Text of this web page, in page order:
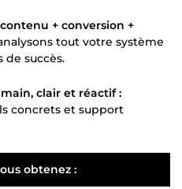
+ conversion +
tout votre système
de succès.
clair et réactif :
concrets et support
obtenez :